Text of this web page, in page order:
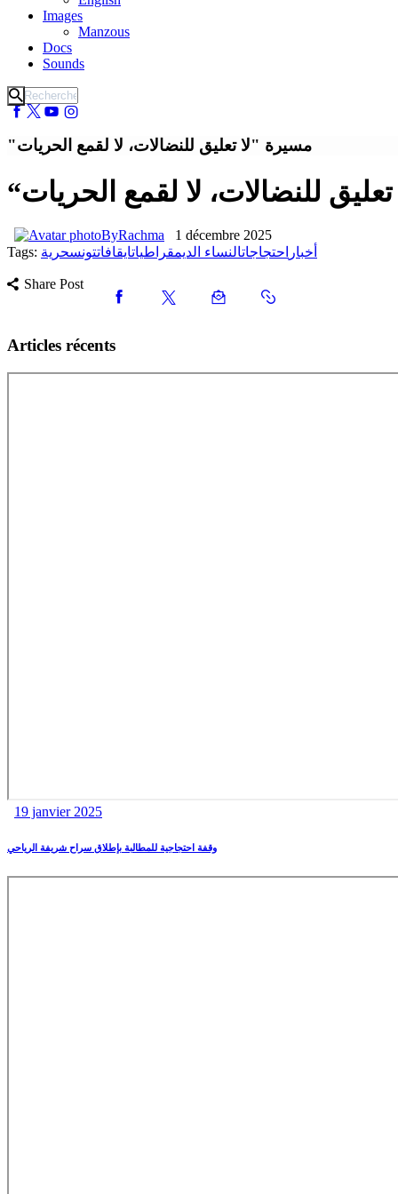
Images
Manzous
Docs
Sounds
"مسيرة "لا تعليق للنضالات، لا لقمع الحريات
للنضالات، لا لقمع الحريات
ByRachma
1 décembre 2025
Tags:
أخبار احتجاجاتالنساء الديمقراطياتايقافاتتونسحرية
Share Post
Articles récents
19 janvier 2025
وقفة احتجاجية للمطالبة بإطلاق سراح شريفة الرياحي